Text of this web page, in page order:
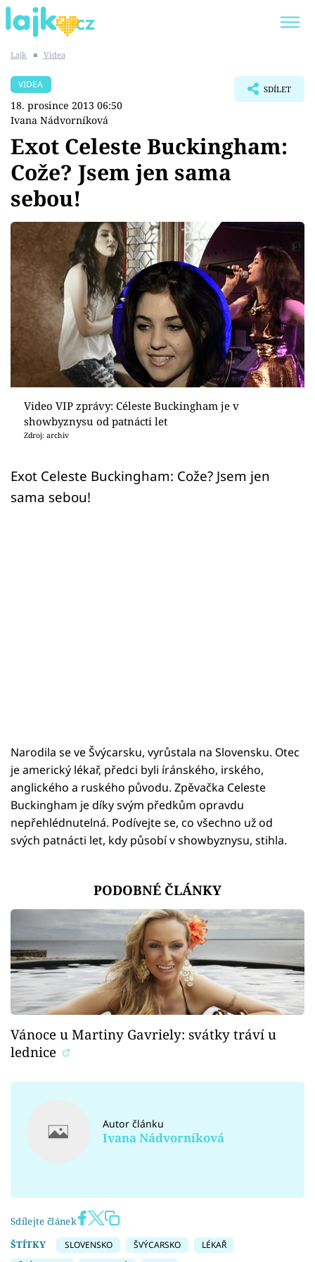
SHOPAHOLICADEL
Témata
Showbyznys
Youtubeři
Virály
Sex a vztahy
Sledujte prima+
Přihlášení
Sledujte nás
Lajk ■ Videa
VIDEA
18. prosince 2013 06:50
Ivana Nádvorníková
SDÍLET
Exot Celeste Buckingham:
Cože? Jsem jen sama
sebou!
Video VIP zprávy: Céleste Buckingham je v
showbyznysu od patnácti let
Zdroj: archiv
Exot Celeste Buckingham: Cože? Jsem jen
sama sebou!
Narodila se ve Švýcarsku, vyrůstala na Slovensku. Otec
je americký lékař, předci byli íránského, irského,
anglického a ruského původu. Zpěvačka Celeste
Buckingham je díky svým předkům opravdu
nepřehlédnutelná. Podívejte se, co všechno už od
svých patnácti let, kdy působí v showbyznysu, stihla.
PODOBNÉ ČLÁNKY
Vánoce u Martiny Gavriely: svátky tráví u
lednice
Autor článku
Ivana Nádvorníková
Sdílejte článek
ŠTÍTKY
SLOVENSKO ŠVÝCARSKO
LÉKAŘ